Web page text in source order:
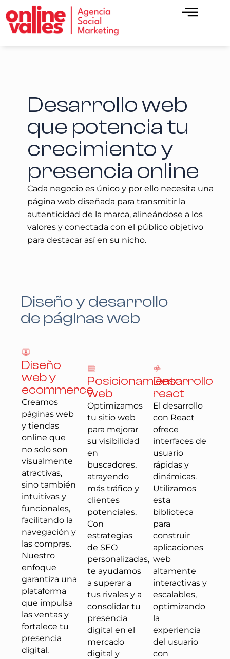
Desarrollo web
que potencia tu
crecimiento y
presencia online
Cada negocio es único y por ello necesita una
página web diseñada para transmitir la
autenticidad de la marca, alineándose a los
valores y conectada con el público objetivo
para destacar así en su nicho.
Diseño y desarrollo
de páginas web
Diseño
web y
ecommerce
Creamos
páginas web
y tiendas
online que
no solo son
visualmente
atractivas,
sino también
intuitivas y
funcionales,
facilitando la
navegación y
las compras.
Nuestro
enfoque
garantiza una
plataforma
que impulsa
las ventas y
fortalece tu
presencia
digital.
Posicionamiento
web
Optimizamos
tu sitio web
para mejorar
su visibilidad
en
buscadores,
atrayendo
más tráfico y
clientes
potenciales.
Con
estrategias
de SEO
personalizadas,
te ayudamos
a superar a
tus rivales y a
consolidar tu
presencia
digital en el
mercado
digital y
Desarrollo
react
El desarrollo
con React
ofrece
interfaces de
usuario
rápidas y
dinámicas.
Utilizamos
esta
biblioteca
para
construir
aplicaciones
web
altamente
interactivas y
escalables,
optimizando
la
experiencia
del usuario
con